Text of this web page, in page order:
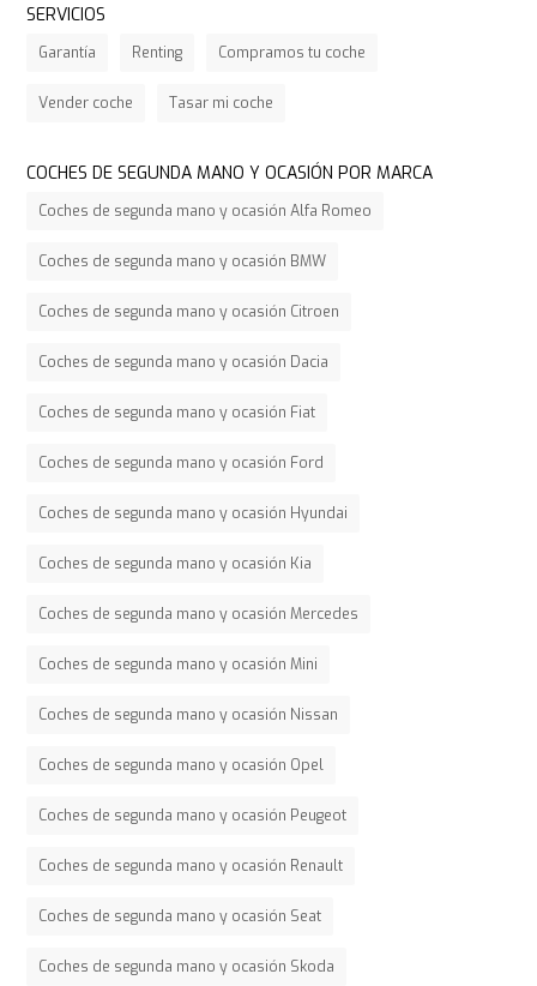
SERVICIOS
Garantía Renting Compramos tu coche
Vender coche Tasar mi coche
COCHES DE SEGUNDA MANO Y OCASIÓN POR MARCA
Coches de segunda mano y ocasión Alfa Romeo
Coches de segunda mano y ocasión BMW
Coches de segunda mano y ocasión Citroen
Coches de segunda mano y ocasión Dacia
Coches de segunda mano y ocasión Fiat
Coches de segunda mano y ocasión Ford
Coches de segunda mano y ocasión Hyundai
Coches de segunda mano y ocasión Kia
Coches de segunda mano y ocasión Mercedes
Coches de segunda mano y ocasión Mini
Coches de segunda mano y ocasión Nissan
Coches de segunda mano y ocasión Opel
Coches de segunda mano y ocasión Peugeot
Coches de segunda mano y ocasión Renault
Coches de segunda mano y ocasión Seat
Coches de segunda mano y ocasión Skoda